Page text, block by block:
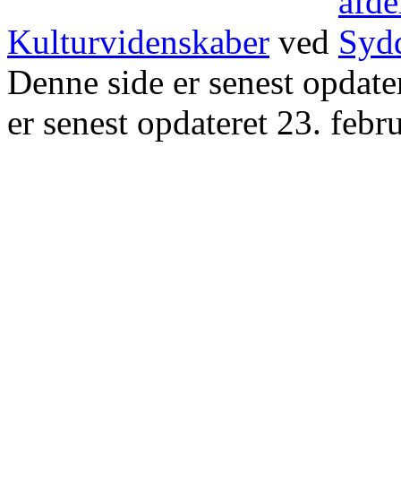
Kulturvidenskaber ved
Denne side er senest
er senest opdateret 23.